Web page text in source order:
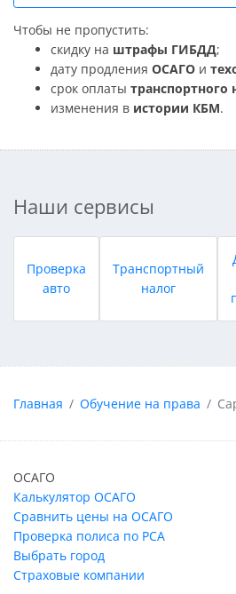
Чтобы не пропустить:
скидку на штрафы ГИБДД;
дату продления ОСАГО и
срок оплаты транспортного
изменения в истории КБМ.
Наши сервисы
Проверка
авто
Транспортный
налог
Главная Обучение на права
ОСАГО
Калькулятор ОСАГО
Сравнить цены на ОСАГО
Проверка полиса по РСА
Выбрать город
Страховые компании